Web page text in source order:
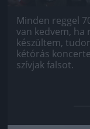
Minden reggel
van kedvem, ha
készültem,
kétórás
szívjak falsot.